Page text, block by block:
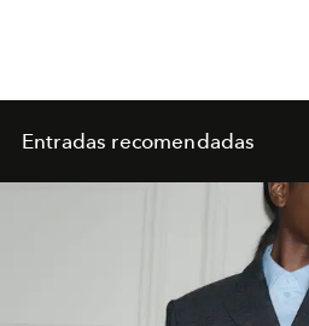
Entradas recomendadas